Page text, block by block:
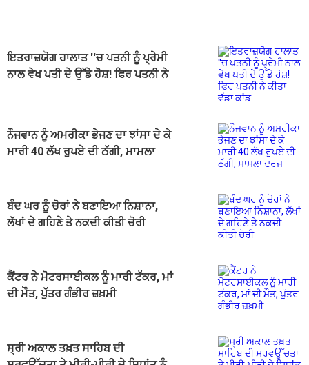
ਇਤਰਾਜ਼ਯੋਗ ਹਾਲਾਤ ''ਚ ਪਤਨੀ ਨੂੰ ਪ੍ਰੇਮੀ
ਨਾਲ ਵੇਖ ਪਤੀ ਦੇ ਉੱਡੇ ਹੋਸ਼! ਫਿਰ ਪਤਨੀ ਨੇ
ਨੌਜਵਾਨ ਨੂੰ ਅਮਰੀਕਾ ਭੇਜਣ ਦਾ ਝਾਂਸਾ ਦੇ ਕੇ
ਮਾਰੀ 40 ਲੱਖ ਰੁਪਏ ਦੀ ਠੱਗੀ, ਮਾਮਲਾ
ਬੰਦ ਘਰ ਨੂੰ ਚੋਰਾਂ ਨੇ ਬਣਾਇਆ ਨਿਸ਼ਾਨਾ,
ਲੱਖਾਂ ਦੇ ਗਹਿਣੇ ਤੇ ਨਕਦੀ ਕੀਤੀ ਚੋਰੀ
ਕੈਂਟਰ ਨੇ ਮੋਟਰਸਾਈਕਲ ਨੂੰ ਮਾਰੀ ਟੱਕਰ, ਮਾਂ
ਦੀ ਮੌਤ, ਪੁੱਤਰ ਗੰਭੀਰ ਜ਼ਖ਼ਮੀ
ਸ੍ਰੀ ਅਕਾਲ ਤਖ਼ਤ ਸਾਹਿਬ ਦੀ